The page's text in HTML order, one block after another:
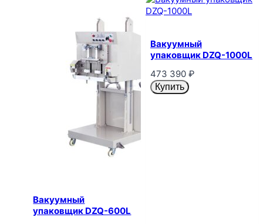
Вакуумный
упаковщик DZQ-600L
Вакуумный
упаковщик DZQ-1000L
473 390 ₽
Купить